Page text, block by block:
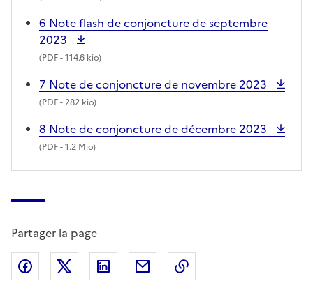
6 Note flash de conjoncture de septembre
2023
(PDF- 114.6 kio)
7 Note de conjoncture de novembre 2023
(PDF- 282 kio)
8 Note de conjoncture de décembre 2023
(PDF- 1.2 Mio)
Partager la page
Partager sur Facebook
Partager sur X (anciennement Twitter)
Partager sur LinkedIn
Partager par email